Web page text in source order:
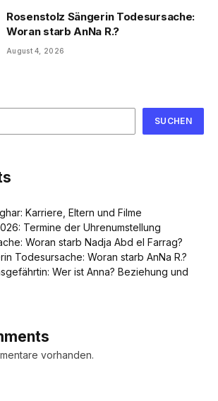
Rosenstolz Sängerin Todesursache:
Woran starb AnNa R.?
August 4, 2026
SUCHEN
Karriere, Eltern und Filme
Termine der Uhrenumstellung
Woran starb Nadja Abd el Farrag?
Todesursache: Woran starb AnNa R.?
Wer ist Anna? Beziehung und
vorhanden.